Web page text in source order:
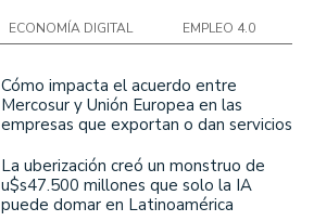
ECONOMÍA DIGITAL EMPLEO 4.0
Cómo impacta el acuerdo entre
Mercosur y Unión Europea en las
empresas que exportan o dan servicios
La uberización creó un monstruo de
u$s47.500 millones que solo la IA
puede domar en Latinoamérica